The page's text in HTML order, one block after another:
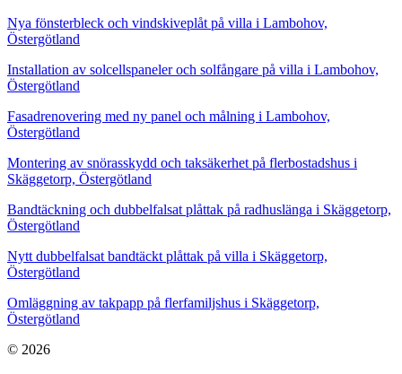
Nya fönsterbleck och vindskiveplåt på villa i Lambohov,
Östergötland
Installation av solcellspaneler och solfångare på villa i Lambohov,
Östergötland
Fasadrenovering med ny panel och målning i Lambohov,
Östergötland
Montering av snörasskydd och taksäkerhet på flerbostadshus i
Skäggetorp, Östergötland
Bandtäckning och dubbelfalsat plåttak på radhuslänga i Skäggetorp,
Östergötland
Nytt dubbelfalsat bandtäckt plåttak på villa i Skäggetorp,
Östergötland
Omläggning av takpapp på flerfamiljshus i Skäggetorp,
Östergötland
© 2026